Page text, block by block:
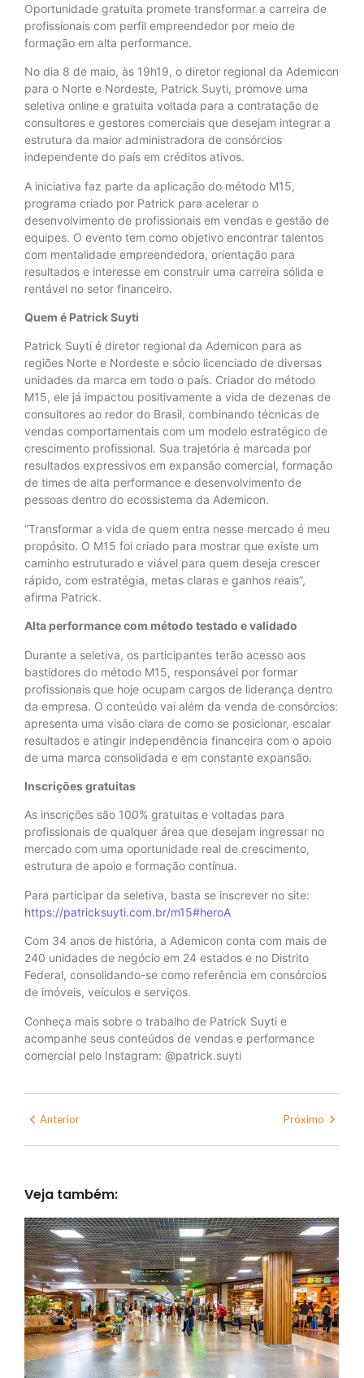
Oportunidade gratuita promete transformar a carreira de
profissionais com perfil empreendedor por meio de
formação em alta performance.
No dia 8 de maio, às 19h19, o diretor regional da Ademicon
para o Norte e Nordeste, Patrick Suyti, promove uma
seletiva online e gratuita voltada para a contratação de
consultores e gestores comerciais que desejam integrar a
estrutura da maior administradora de consórcios
independente do país em créditos ativos.
A iniciativa faz parte da aplicação do método M15,
programa criado por Patrick para acelerar o
desenvolvimento de profissionais em vendas e gestão de
equipes. O evento tem como objetivo encontrar talentos
com mentalidade empreendedora, orientação para
resultados e interesse em construir uma carreira sólida e
rentável no setor financeiro.
Quem é Patrick Suyti
Patrick Suyti é diretor regional da Ademicon para as
regiões Norte e Nordeste e sócio licenciado de diversas
unidades da marca em todo o país. Criador do método
M15, ele já impactou positivamente a vida de dezenas de
consultores ao redor do Brasil, combinando técnicas de
vendas comportamentais com um modelo estratégico de
crescimento profissional. Sua trajetória é marcada por
resultados expressivos em expansão comercial, formação
de times de alta performance e desenvolvimento de
pessoas dentro do ecossistema da Ademicon.
“Transformar a vida de quem entra nesse mercado é meu
propósito. O M15 foi criado para mostrar que existe um
caminho estruturado e viável para quem deseja crescer
rápido, com estratégia, metas claras e ganhos reais”,
afirma Patrick.
Alta performance com método testado e validado
Durante a seletiva, os participantes terão acesso aos
bastidores do método M15, responsável por formar
profissionais que hoje ocupam cargos de liderança dentro
da empresa. O conteúdo vai além da venda de consórcios:
apresenta uma visão clara de como se posicionar, escalar
resultados e atingir independência financeira com o apoio
de uma marca consolidada e em constante expansão.
Inscrições gratuitas
As inscrições são 100% gratuitas e voltadas para
profissionais de qualquer área que desejam ingressar no
mercado com uma oportunidade real de crescimento,
estrutura de apoio e formação contínua.
Para participar da seletiva, basta se inscrever no site:
https://patricksuyti.com.br/m15#heroA
Com 34 anos de história, a Ademicon conta com mais de
240 unidades de negócio em 24 estados e no Distrito
Federal, consolidando-se como referência em consórcios
de imóveis, veículos e serviços.
Conheça mais sobre o trabalho de Patrick Suyti e
acompanhe seus conteúdos de vendas e performance
comercial pelo Instagram: @patrick.suyti
Anterior Próximo
Veja também: